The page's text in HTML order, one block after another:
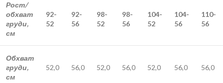
Рост/
обхват
груди,
см
92-
52
92-
56
98-
52
98-
56
104-
52
104-
56
110-
56
Обхват
груди,
см
52,0 56,0 52,0 56,0 52,0 56,0 56,0